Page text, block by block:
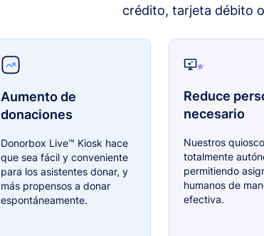
crédito, tarjeta débito
Aumento de
donaciones
Donorbox Live™ Kiosk hace
que sea fácil y conveniente
para los asistentes donar, y
más propensos a donar
espontáneamente.
Reduce
necesario
Nuestros
totalmente
permitiendo
humanos de
efectiva.